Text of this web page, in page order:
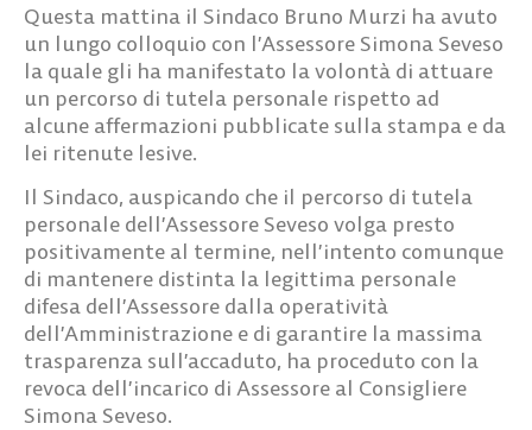
Questa mattina il Sindaco Bruno Murzi ha avuto
un lungo colloquio con l’Assessore Simona Seveso
la quale gli ha manifestato la volontà di attuare
un percorso di tutela personale rispetto ad
alcune affermazioni pubblicate sulla stampa e da
lei ritenute lesive.
Il Sindaco, auspicando che il percorso di tutela
personale dell’Assessore Seveso volga presto
positivamente al termine, nell’intento comunque
di mantenere distinta la legittima personale
difesa dell’Assessore dalla operatività
dell’Amministrazione e di garantire la massima
trasparenza sull’accaduto, ha proceduto con la
revoca dell’incarico di Assessore al Consigliere
Simona Seveso.